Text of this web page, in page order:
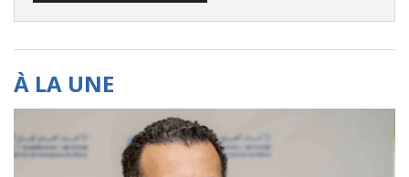
À LA UNE